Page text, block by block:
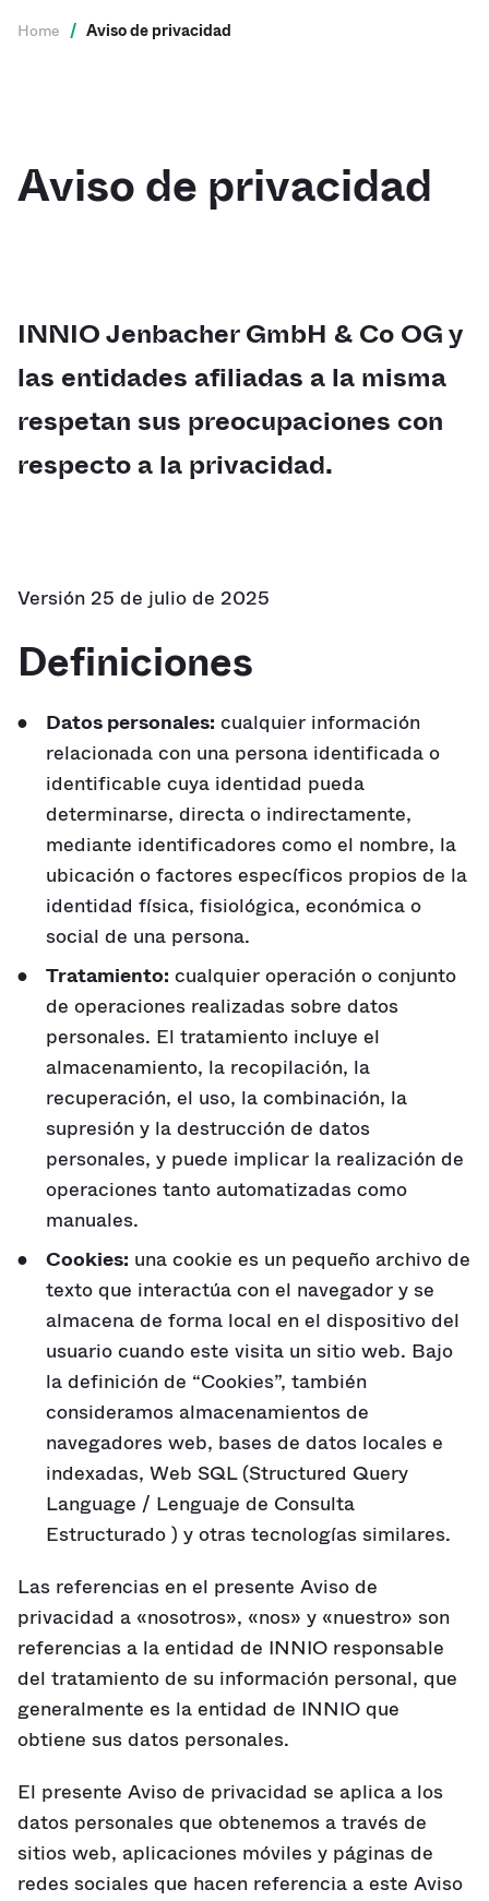
Home / Aviso de privacidad
Aviso de privacidad
INNIO Jenbacher GmbH & Co OG y
las entidades afiliadas a la misma
respetan sus preocupaciones con
respecto a la privacidad.
Versión 25 de julio de 2025
Definiciones
Datos personales: cualquier información
relacionada con una persona identificada o
identificable cuya identidad pueda
determinarse, directa o indirectamente,
mediante identificadores como el nombre, la
ubicación o factores específicos propios de la
identidad física, fisiológica, económica o
social de una persona.
Tratamiento: cualquier operación o conjunto
de operaciones realizadas sobre datos
personales. El tratamiento incluye el
almacenamiento, la recopilación, la
recuperación, el uso, la combinación, la
supresión y la destrucción de datos
personales, y puede implicar la realización de
operaciones tanto automatizadas como
manuales.
Cookies: una cookie es un pequeño archivo de
texto que interactúa con el navegador y se
almacena de forma local en el dispositivo del
usuario cuando este visita un sitio web. Bajo
la definición de “Cookies”, también
consideramos almacenamientos de
navegadores web, bases de datos locales e
indexadas, Web SQL (Structured Query
Language / Lenguaje de Consulta
Estructurado ) y otras tecnologías similares.
Las referencias en el presente Aviso de
privacidad a «nosotros», «nos» y «nuestro» son
referencias a la entidad de INNIO responsable
del tratamiento de su información personal, que
generalmente es la entidad de INNIO que
obtiene sus datos personales.
El presente Aviso de privacidad se aplica a los
datos personales que obtenemos a través de
sitios web, aplicaciones móviles y páginas de
redes sociales que hacen referencia a este Aviso